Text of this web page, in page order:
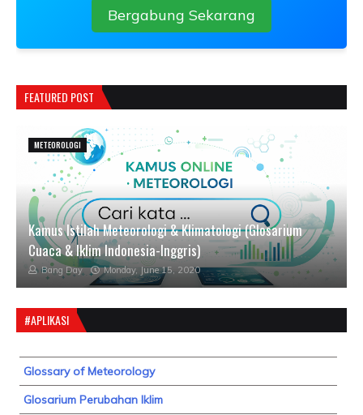
Bergabung Sekarang
FEATURED POST
METEOROLOGI
Kamus Istilah Meteorologi & Klimatologi (Glosarium
Cuaca & Iklim Indonesia-Inggris)
Bang Day Monday, June 15, 2020
#APLIKASI
Glossary of Meteorology
Glosarium Perubahan Iklim